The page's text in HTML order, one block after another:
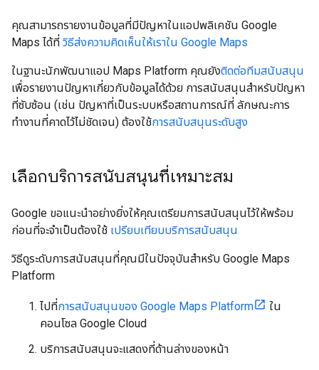
คุณสามารถรายงานข้อมูลที่มีปัญหาในแอปพลิเคชัน Google
Maps ได้ที่ วิธีส่งความคิดเห็นให้เราใน Google Maps
ในฐานะนักพัฒนาแอป Maps Platform คุณยังติดต่อทีมสนับสนุน
เพื่อรายงานปัญหาเกี่ยวกับข้อมูลได้ด้วย การสนับสนุนสำหรับปัญหา
ที่ซับซ้อน (เช่น ปัญหาที่เป็นระบบหรือสถานการณ์ที่ ลักษณะการ
ทำงานที่คาดไว้ไม่ชัดเจน) ต้องใช้การสนับสนุนระดับสูง
เลือกบริการสนับสนุนที่เหมาะสม
Google ขอแนะนำอย่างยิ่งให้คุณเตรียมการสนับสนุนไว้ให้พร้อม
ก่อนที่จะจำเป็นต้องใช้ เปรียบเทียบบริการสนับสนุน
วิธีดูระดับการสนับสนุนที่คุณมีในปัจจุบันสำหรับ Google Maps
Platform
ไปที่การสนับสนุนของ Google Maps Platform
ใน
คอนโซล Google Cloud
บริการสนับสนุนจะแสดงที่ด้านล่างของหน้า